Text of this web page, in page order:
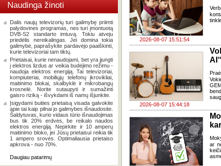
Naudinga žinoti
Dalis naujų televizorių turi galimybę priimti
palydovines programas, nes turi įmontuotą
DVB-S2 standarto imtuvą. Tokiu atveju
priedėlis nereikalingas. Jei domina tokia
galimybė, paprašykite pardavėjo paaiškinti,
kurie televizoriai tam tiktų.
Prietaisai, kurie nenaudojami, bet yra įjungti
į elektros lizdus ar veikia budėjimo režimu -
naudoja elektros energiją. Tai televizoriai,
kompiuteriai, mobiliųjų telefonų įkrovikliai,
maitinimo blokai, skalbyklė ir mikrobangų
krosnelė. Norite sutaupyti ir sumažinti
gaisro riziką - išvykdami iš namų išjunkite.
Įsigydami buities prietaisą visada galvokite
apie tai kaip pilnai jo galimybes išnaudosite.
Šaldytuvas, kurio vidaus tūrio išnaudojimas
bus tik 20% erdvės, be reikalo naudos
elektros energiją. Nepirkite ir 10 amperų
maitinimo bloko, jei Jūsų prietaisui reikia tik
1 ampero srovės. Optimaliausia prietaiso
apkrova - nuo 70%.
Daugiau patarimų
2026-08-07 15:51:54
2026-08-07 15:44:18
ar